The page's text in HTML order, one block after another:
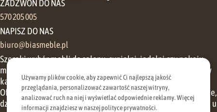
ZADZWOŃ DO NAS
570 205 005
NAPISZ DO NAS
biuro@biasmeble.pl
Szeroki wybór mebli do salonu, sypialni, jadalni czy pokoju
młodzieżowego pozwoli Państwu zorganizować przestrzeń w
każdym domu.
Oferujemy zarówno meble klasyczne, jak i meble nowoczesne,
dzięki czemu nawet najbardziej wymagający klient znajdzie u
Używamy plików cookie, aby zapewnić Ci najlepszą jakość
przeglądania, personalizować zawartość naszej witryny,
analizować ruch na niej i wyświetlać odpowiednie reklamy. Więcej
informacji znajdziesz w naszej polityce prywatności.